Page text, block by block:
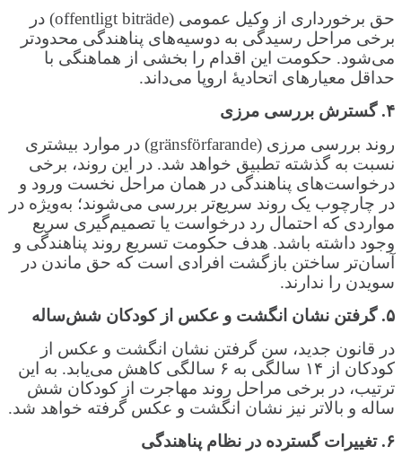
حق برخورداری از وکیل عمومی (offentligt biträde) در
برخی مراحل رسیدگی به دوسیه‌های پناهندگی محدودتر
می‌شود. حکومت این اقدام را بخشی از هماهنگی با
حداقل معیارهای اتحادیهٔ اروپا می‌داند.
۴.گسترش بررسی مرزی
روند بررسی مرزی (gränsförfarande) در موارد بیشتری
نسبت به گذشته تطبیق خواهد شد. در این روند، برخی
درخواست‌های پناهندگی در همان مراحل نخست ورود و
در چارچوب یک روند سریع‌تر بررسی می‌شوند؛ به‌ویژه در
مواردی که احتمال رد درخواست یا تصمیم‌گیری سریع
وجود داشته باشد. هدف حکومت تسریع روند پناهندگی و
آسان‌تر ساختن بازگشت افرادی است که حق ماندن در
سویدن را ندارند.
۵.گرفتن نشان انگشت و عکس از کودکان شش‌ساله
در قانون جدید، سن گرفتن نشان انگشت و عکس از
کودکان از ۱۴ سالگی به ۶ سالگی کاهش می‌یابد. به این
ترتیب، در برخی مراحل روند مهاجرت از کودکان شش
ساله و بالاتر نیز نشان انگشت و عکس گرفته خواهد شد.
۶.تغییرات گسترده در نظام پناهندگی